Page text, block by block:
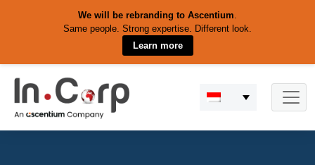
We will be rebranding to Ascentium.
Same people. Strong expertise. Different look.
Learn more
content